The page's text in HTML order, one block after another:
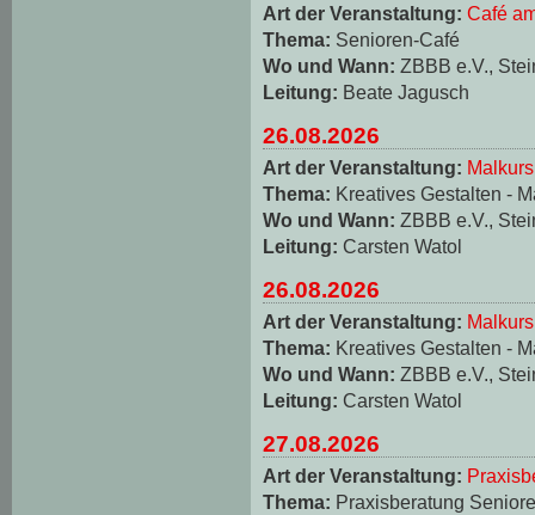
Art der Veranstaltung: Café
Thema: Senioren-Café
Wo und Wann: ZBBB e.V.,
Leitung: Beate Jagusch
26.08.2026
Art der Veranstaltung: Malkurs
Thema: Kreatives Gestalten -
Wo und Wann: ZBBB e.V.,
Leitung: Carsten Watol
26.08.2026
Art der Veranstaltung: Malkurs
Thema: Kreatives Gestalten -
Wo und Wann: ZBBB e.V.,
Leitung: Carsten Watol
27.08.2026
Art der Veranstaltung:
Thema: Praxisberatung